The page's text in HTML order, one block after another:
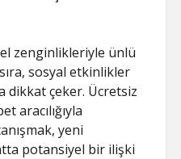
zenginlikleriyle ünlü
sosyal etkinlikler
dikkat çeker. Ücretsiz
aracılığıyla
yeni
potansiyel bir ilişki